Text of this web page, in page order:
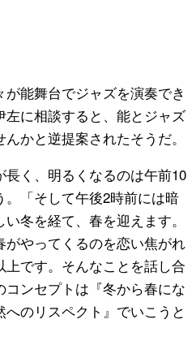
能舞台でジャズを演奏でき
に相談すると、能とジャズ
かと逆提案されたそうだ。
長く、明るくなるのは午前10
「そして午後2時前には暗
冬を経て、春を迎えます。
やってくるのを恋い焦がれ
です。そんなことを話し合
ンセプトは『冬から春にな
のリスペクト』でいこうと